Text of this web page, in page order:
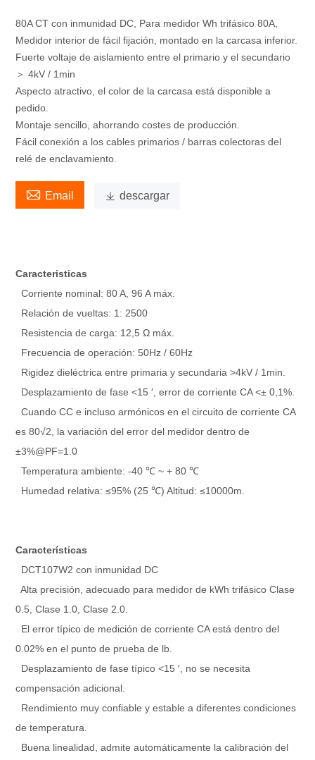
80A CT con inmunidad DC, Para medidor Wh trifásico 80A,
Medidor interior de fácil fijación, montado en la carcasa inferior.
Fuerte voltaje de aislamiento entre el primario y el secundario
＞ 4kV / 1min
Aspecto atractivo, el color de la carcasa está disponible a
pedido.
Montaje sencillo, ahorrando costes de producción.
Fácil conexión a los cables primarios / barras colectoras del
relé de enclavamiento.
 Email  descargar
Caracteristicas
Corriente nominal: 80 A, 96 A máx.
Relación de vueltas: 1: 2500
Resistencia de carga: 12,5 Ω máx.
Frecuencia de operación: 50Hz / 60Hz
Rigidez dieléctrica entre primaria y secundaria >4kV / 1min.
Desplazamiento de fase <15 ′, error de corriente CA <± 0,1%.
Cuando CC e incluso armónicos en el circuito de corriente CA
es 80√2, la variación del error del medidor dentro de
±3%@PF=1.0
Temperatura ambiente: -40 ℃ ~ + 80 ℃
Humedad relativa: ≤95% (25 ℃) Altitud: ≤10000m.
Características
DCT107W2 con inmunidad DC
Alta precisión, adecuado para medidor de kWh trifásico Clase
0.5, Clase 1.0, Clase 2.0.
El error típico de medición de corriente CA está dentro del
0.02% en el punto de prueba de lb.
Desplazamiento de fase típico <15 ′, no se necesita
compensación adicional.
Rendimiento muy confiable y estable a diferentes condiciones
de temperatura.
Buena linealidad, admite automáticamente la calibración del